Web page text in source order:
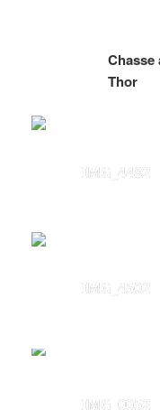
Le
Chasse
Thor
IMG_4482
IMG_4502
IMG_0052